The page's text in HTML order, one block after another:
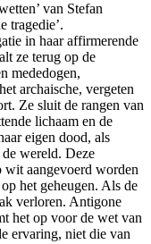
van Stefan
tragedie’.
in haar affirmerende
ze terug op de
mededogen,
archaische, vergeten
Ze sluit de rangen van
lichaam en de
eigen dood, als
wereld. Deze
wit aangevoerd worden
het geheugen. Als de
verloren. Antigone
het op voor de wet van
ervaring, niet die van